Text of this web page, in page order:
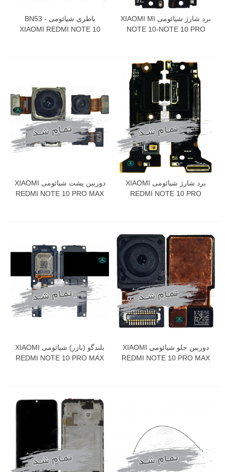
برد شارژ شیائومی XIAOMI MI
NOTE 10-NOTE 10 PRO
باطری شیائومی BN53 -
XIAOMI REDMI NOTE 10
برد شارژ شیائومی XIAOMI
REDMI NOTE 10 PRO
دوربین پشت شیائومی XIAOMI
REDMI NOTE 10 PRO MAX
دوربین جلو شیائومی XIAOMI
REDMI NOTE 10 PRO MAX
بلندگو (بازر) شیائومی XIAOMI
REDMI NOTE 10 PRO MAX